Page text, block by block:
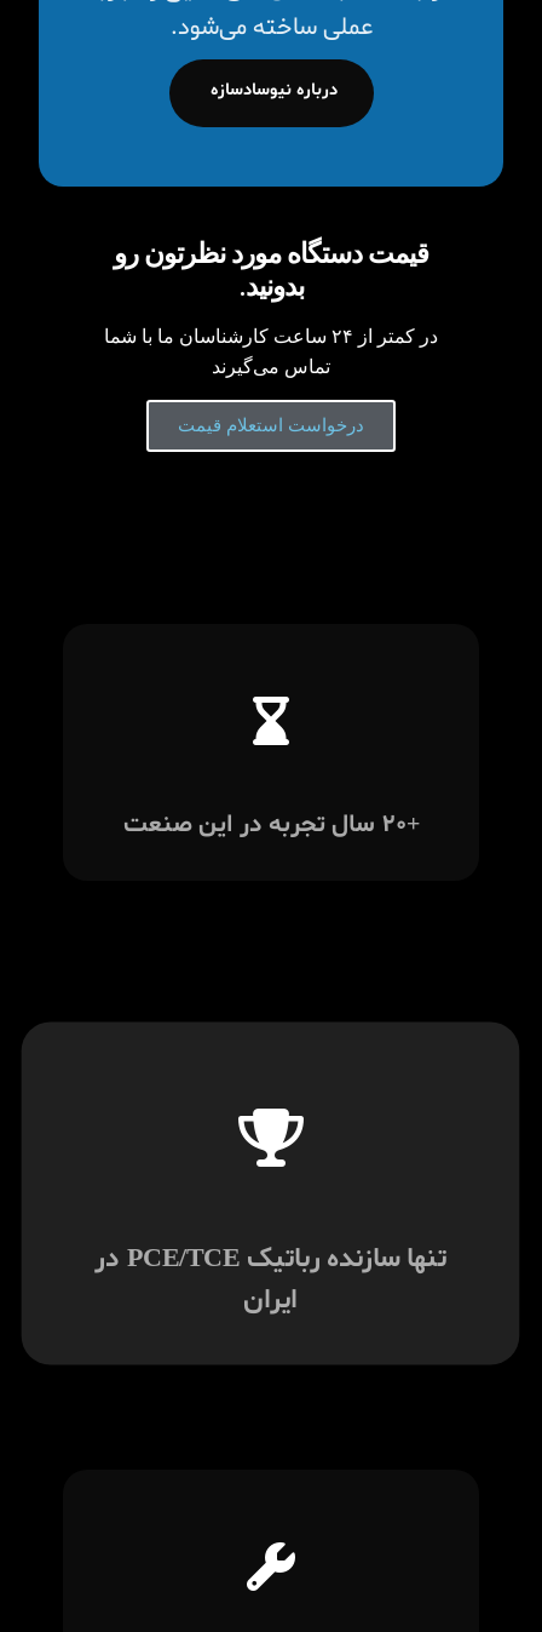
عملی ساخته می‌شود.
درباره نیوسادسازه
قیمت دستگاه مورد نظرتون رو
بدونید.
در کمتر از ۲۴ ساعت کارشناسان ما با شما
تماس می‌گیرند
درخواست استعلام قیمت
+۲۰ سال تجربه در این صنعت
تنها سازنده رباتیک PCE/TCE در
ایران